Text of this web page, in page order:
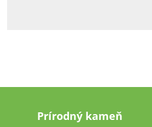
Prírodný kameň